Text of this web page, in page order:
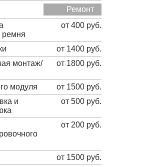
Ремонт
ремня
от 400 руб.
от 1400 руб.
монтаж/
от 1800 руб.
модуля
от 1500 руб.
и
от 500 руб.
от 200 руб.
от 1500 руб.